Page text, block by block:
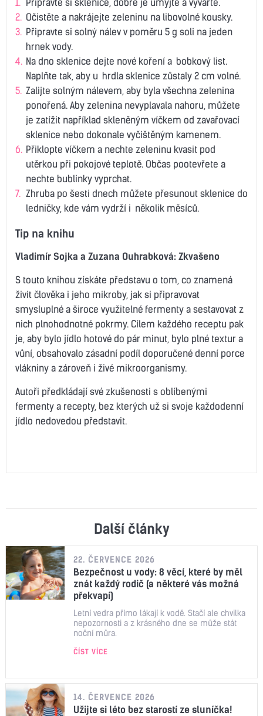
Očistěte a nakrájejte zeleninu na libovolné kousky.
Připravte si solný nálev v poměru 5 g soli na jeden
hrnek vody.
Na dno sklenice dejte nové koření a bobkový list.
Naplňte tak, aby u hrdla sklenice zůstaly 2 cm volné.
Zalijte solným nálevem, aby byla všechna zelenina
ponořená. Aby zelenina nevyplavala nahoru, můžete
je zatížit například skleněným víčkem od zavařovací
sklenice nebo dokonale vyčištěným kamenem.
Přiklopte víčkem a nechte zeleninu kvasit pod
utěrkou při pokojové teplotě. Občas pootevřete a
nechte bublinky vyprchat.
Zhruba po šesti dnech můžete přesunout sklenice do
ledničky, kde vám vydrží i několik měsíců.
Tip na knihu
Vladimír Sojka a Zuzana Ouhrabková: Zkvašeno
S touto knihou získáte představu o tom, co znamená
živit člověka i jeho mikroby, jak si připravovat
smysluplné a široce využitelné fermenty a sestavovat z
nich plnohodnotné pokrmy. Cílem každého receptu pak
je, aby bylo jídlo hotové do pár minut, bylo plné textur a
vůní, obsahovalo zásadní podíl doporučené denní porce
vlákniny a zároveň i živé mikroorganismy.
Autoři předkládají své zkušenosti s oblíbenými
fermenty a recepty, bez kterých už si svoje každodenní
jídlo nedovedou představit.
Další články
22. ČERVENCE 2026
Bezpečnost u vody: 8 věcí, které by měl
znát každý rodič (a některé vás možná
překvapí)
Letní vedra přímo lákají k vodě. Stačí ale chvilka
nepozornosti a z krásného dne se může stát
noční můra.
ČÍST VÍCE
14. ČERVENCE 2026
Užijte si léto bez starostí ze sluníčka!